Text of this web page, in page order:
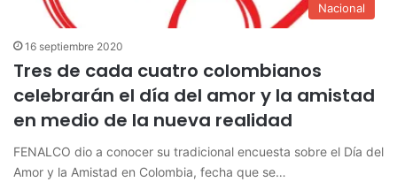
Nacional
16 septiembre 2020
Tres de cada cuatro colombianos
celebrarán el día del amor y la amistad
en medio de la nueva realidad
FENALCO dio a conocer su tradicional encuesta sobre el Día del
Amor y la Amistad en Colombia, fecha que se…